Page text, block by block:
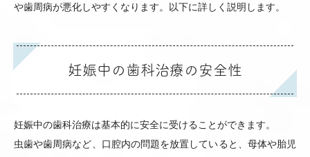
や歯周病が悪化しやすくなります。以下に詳しく説明します。
妊娠中の歯科治療の安全性
妊娠中の歯科治療は基本的に安全に受けることができます。
虫歯や歯周病など、口腔内の問題を放置していると、母体や胎児